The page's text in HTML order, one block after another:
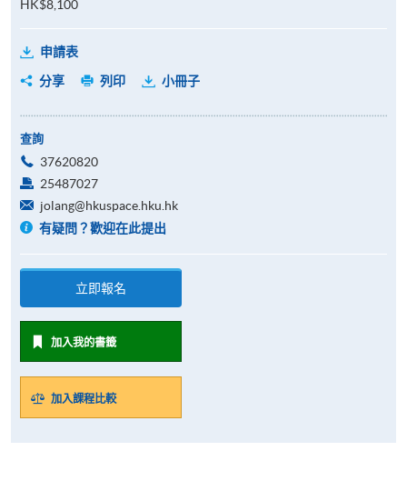
HK$8,100
申請表
分享
列印 小冊子
查詢
37620820
25487027
jolang@hkuspace.hku.hk
有疑問？歡迎在此提出
立即報名
加入我的書籤
加入課程比較